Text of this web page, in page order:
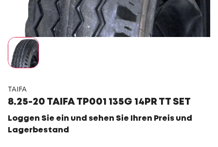
TAIFA
8.25-20 TAIFA TP001 135G 14PR TT SET
Loggen Sie ein und sehen Sie Ihren Preis und
Lagerbestand